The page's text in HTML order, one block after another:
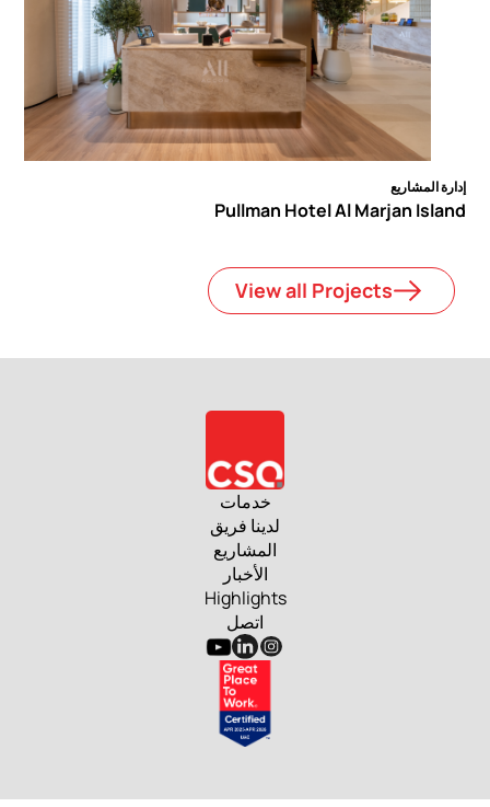
المشاريع
Pullman Hotel Al Marjan
View all Projects
خدمات
لدينا فريق
المشاريع
الأخبار
Highlights
اتصل